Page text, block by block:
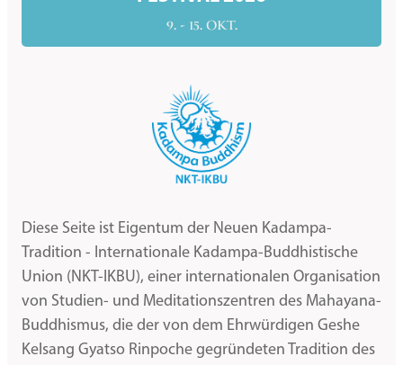
9. - 15. OKT.
Diese Seite ist Eigentum der Neuen Kadampa-
Tradition - Internationale Kadampa-Buddhistische
Union (NKT-IKBU), einer internationalen Organisation
von Studien- und Meditationszentren des Mahayana-
Buddhismus, die der von dem Ehrwürdigen Geshe
Kelsang Gyatso Rinpoche gegründeten Tradition des